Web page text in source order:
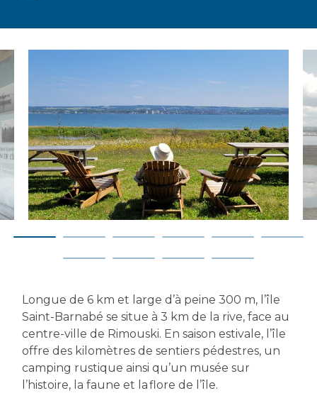
Longue de 6 km et large d’à peine 300 m, l’île
Saint-Barnabé se situe à 3 km de la rive, face au
centre-ville de Rimouski. En saison estivale, l’île
offre des kilomètres de sentiers pédestres, un
camping rustique ainsi qu’un musée sur
l’histoire, la faune et la flore de l’île.